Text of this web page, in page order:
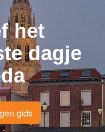
het
dagje
gids